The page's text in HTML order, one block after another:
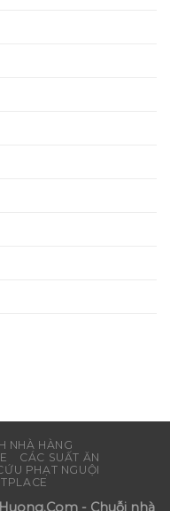
NHÀ HÀNG
CÁC SUẤT ĂN
PHẠT NGUỘI
- Chuỗi nhà